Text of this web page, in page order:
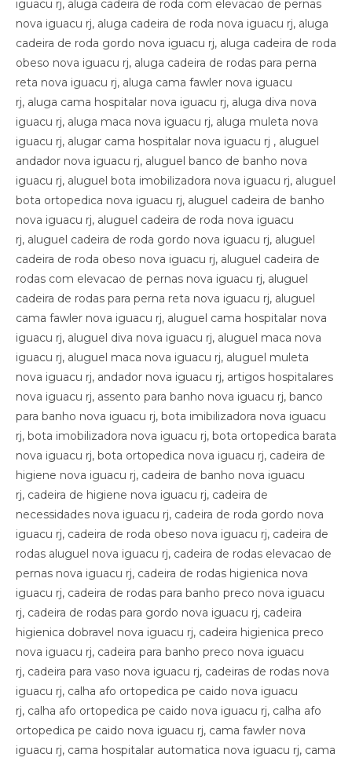
iguacu rj, aluga cadeira de roda com elevacao de pernas
nova iguacu rj, aluga cadeira de roda nova iguacu rj, aluga
cadeira de roda gordo nova iguacu rj, aluga cadeira de roda
obeso nova iguacu rj, aluga cadeira de rodas para perna
reta nova iguacu rj, aluga cama fawler nova iguacu
rj, aluga cama hospitalar nova iguacu rj, aluga diva nova
iguacu rj, aluga maca nova iguacu rj, aluga muleta nova
iguacu rj, alugar cama hospitalar nova iguacu rj , aluguel
andador nova iguacu rj, aluguel banco de banho nova
iguacu rj, aluguel bota imobilizadora nova iguacu rj, aluguel
bota ortopedica nova iguacu rj, aluguel cadeira de banho
nova iguacu rj, aluguel cadeira de roda nova iguacu
rj, aluguel cadeira de roda gordo nova iguacu rj, aluguel
cadeira de roda obeso nova iguacu rj, aluguel cadeira de
rodas com elevacao de pernas nova iguacu rj, aluguel
cadeira de rodas para perna reta nova iguacu rj, aluguel
cama fawler nova iguacu rj, aluguel cama hospitalar nova
iguacu rj, aluguel diva nova iguacu rj, aluguel maca nova
iguacu rj, aluguel maca nova iguacu rj, aluguel muleta
nova iguacu rj, andador nova iguacu rj, artigos hospitalares
nova iguacu rj, assento para banho nova iguacu rj, banco
para banho nova iguacu rj, bota imibilizadora nova iguacu
rj, bota imobilizadora nova iguacu rj, bota ortopedica barata
nova iguacu rj, bota ortopedica nova iguacu rj, cadeira de
higiene nova iguacu rj, cadeira de banho nova iguacu
rj, cadeira de higiene nova iguacu rj, cadeira de
necessidades nova iguacu rj, cadeira de roda gordo nova
iguacu rj, cadeira de roda obeso nova iguacu rj, cadeira de
rodas aluguel nova iguacu rj, cadeira de rodas elevacao de
pernas nova iguacu rj, cadeira de rodas higienica nova
iguacu rj, cadeira de rodas para banho preco nova iguacu
rj, cadeira de rodas para gordo nova iguacu rj, cadeira
higienica dobravel nova iguacu rj, cadeira higienica preco
nova iguacu rj, cadeira para banho preco nova iguacu
rj, cadeira para vaso nova iguacu rj, cadeiras de rodas nova
iguacu rj, calha afo ortopedica pe caido nova iguacu
rj, calha afo ortopedica pe caido nova iguacu rj, calha afo
ortopedica pe caido nova iguacu rj, cama fawler nova
iguacu rj, cama hospitalar automatica nova iguacu rj, cama